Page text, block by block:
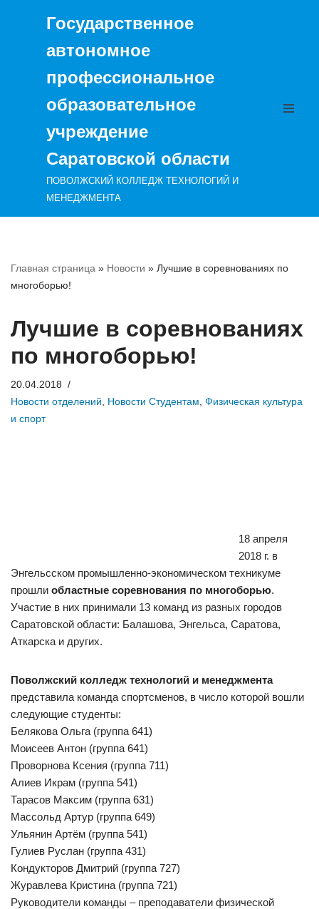
содержимому
Государственное
автономное
профессиональное
образовательное
учреждение
Саратовской области
ПОВОЛЖСКИЙ КОЛЛЕДЖ ТЕХНОЛОГИЙ И
МЕНЕДЖМЕНТА
Главная страница » Новости » Лучшие в соревнованиях по
многоборью!
Лучшие в соревнованиях
по многоборью!
20.04.2018
Новости отделений, Новости Студентам, Физическая культура
и спорт
18 апреля
2018 г. в
Энгельсском промышленно-экономическом техникуме
прошли областные соревнования по многоборью.
Участие в них принимали 13 команд из разных городов
Саратовской области: Балашова, Энгельса, Саратова,
Аткарска и других.
Поволжский колледж технологий и менеджмента
представила команда спортсменов, в число которой вошли
следующие студенты:
Белякова Ольга (группа 641)
Моисеев Антон (группа 641)
Проворнова Ксения (группа 711)
Алиев Икрам (группа 541)
Тарасов Максим (группа 631)
Массольд Артур (группа 649)
Ульянин Артём (группа 541)
Гулиев Руслан (группа 431)
Кондукторов Дмитрий (группа 727)
Журавлева Кристина (группа 721)
Руководители команды – преподаватели физической